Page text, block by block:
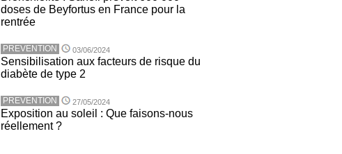
doses de Beyfortus en France pour la
rentrée
PREVENTION 03/06/2024
Sensibilisation aux facteurs de risque du
diabète de type 2
PREVENTION 27/05/2024
Exposition au soleil : Que faisons-nous
réellement ?